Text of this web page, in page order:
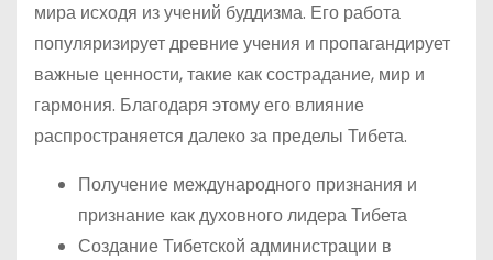
мира исходя из учений буддизма. Его работа
популяризирует древние учения и пропагандирует
важные ценности, такие как сострадание, мир и
гармония. Благодаря этому его влияние
распространяется далеко за пределы Тибета.
Получение международного признания и
признание как духовного лидера Тибета
Создание Тибетской администрации в